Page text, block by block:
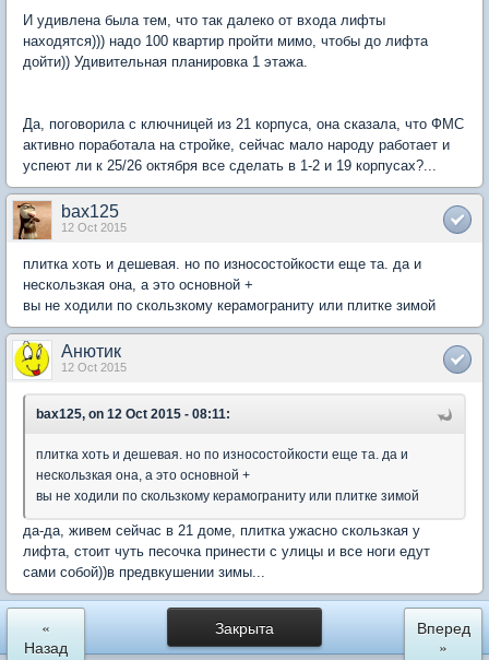
И удивлена была тем, что так далеко от входа лифты
находятся))) надо 100 квартир пройти мимо, чтобы до лифта
дойти)) Удивительная планировка 1 этажа.
Да, поговорила с ключницей из 21 корпуса, она сказала, что ФМС
активно поработала на стройке, сейчас мало народу работает и
успеют ли к 25/26 октября все сделать в 1-2 и 19 корпусах?...
bax125
12 Oct 2015
плитка хоть и дешевая. но по износостойкости еще та. да и
нескользкая она, а это основной +
вы не ходили по скользкому керамограниту или плитке зимой
Анютик
12 Oct 2015
bax125, on 12 Oct 2015 - 08:11:
плитка хоть и дешевая. но по износостойкости еще та. да и
нескользкая она, а это основной +
вы не ходили по скользкому керамограниту или плитке зимой
да-да, живем сейчас в 21 доме, плитка ужасно скользкая у
лифта, стоит чуть песочка принести с улицы и все ноги едут
сами собой))в предвкушении зимы...
Закрыта
«
Назад
Вперед
»